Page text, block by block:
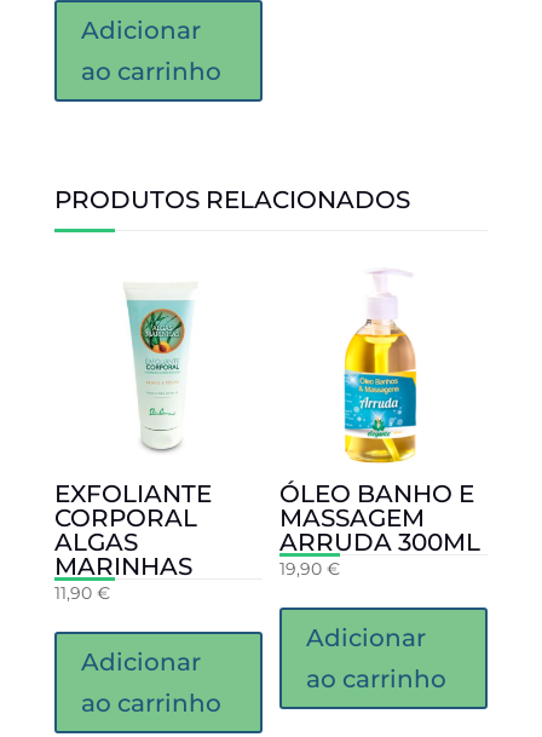
Adicionar
ao carrinho
PRODUTOS RELACIONADOS
EXFOLIANTE
CORPORAL
ALGAS
MARINHAS
11,90 €
Adicionar
ao carrinho
ÓLEO BANHO E
MASSAGEM
ARRUDA 300ML
19,90€
Adicionar
ao carrinho